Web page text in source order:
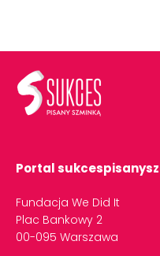
Portal
Fundacja We Did It
Plac Bankowy 2
00-095 Warszawa